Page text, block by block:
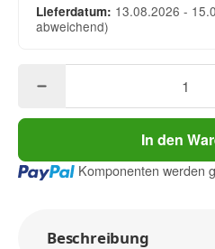
Lieferdatum: 13.08.2026 -
abweichend)
In den
Loading... Komponenten werden
Beschreibung